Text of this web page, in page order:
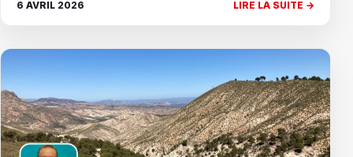
6 AVRIL 2026 LIRE LA SUITE →